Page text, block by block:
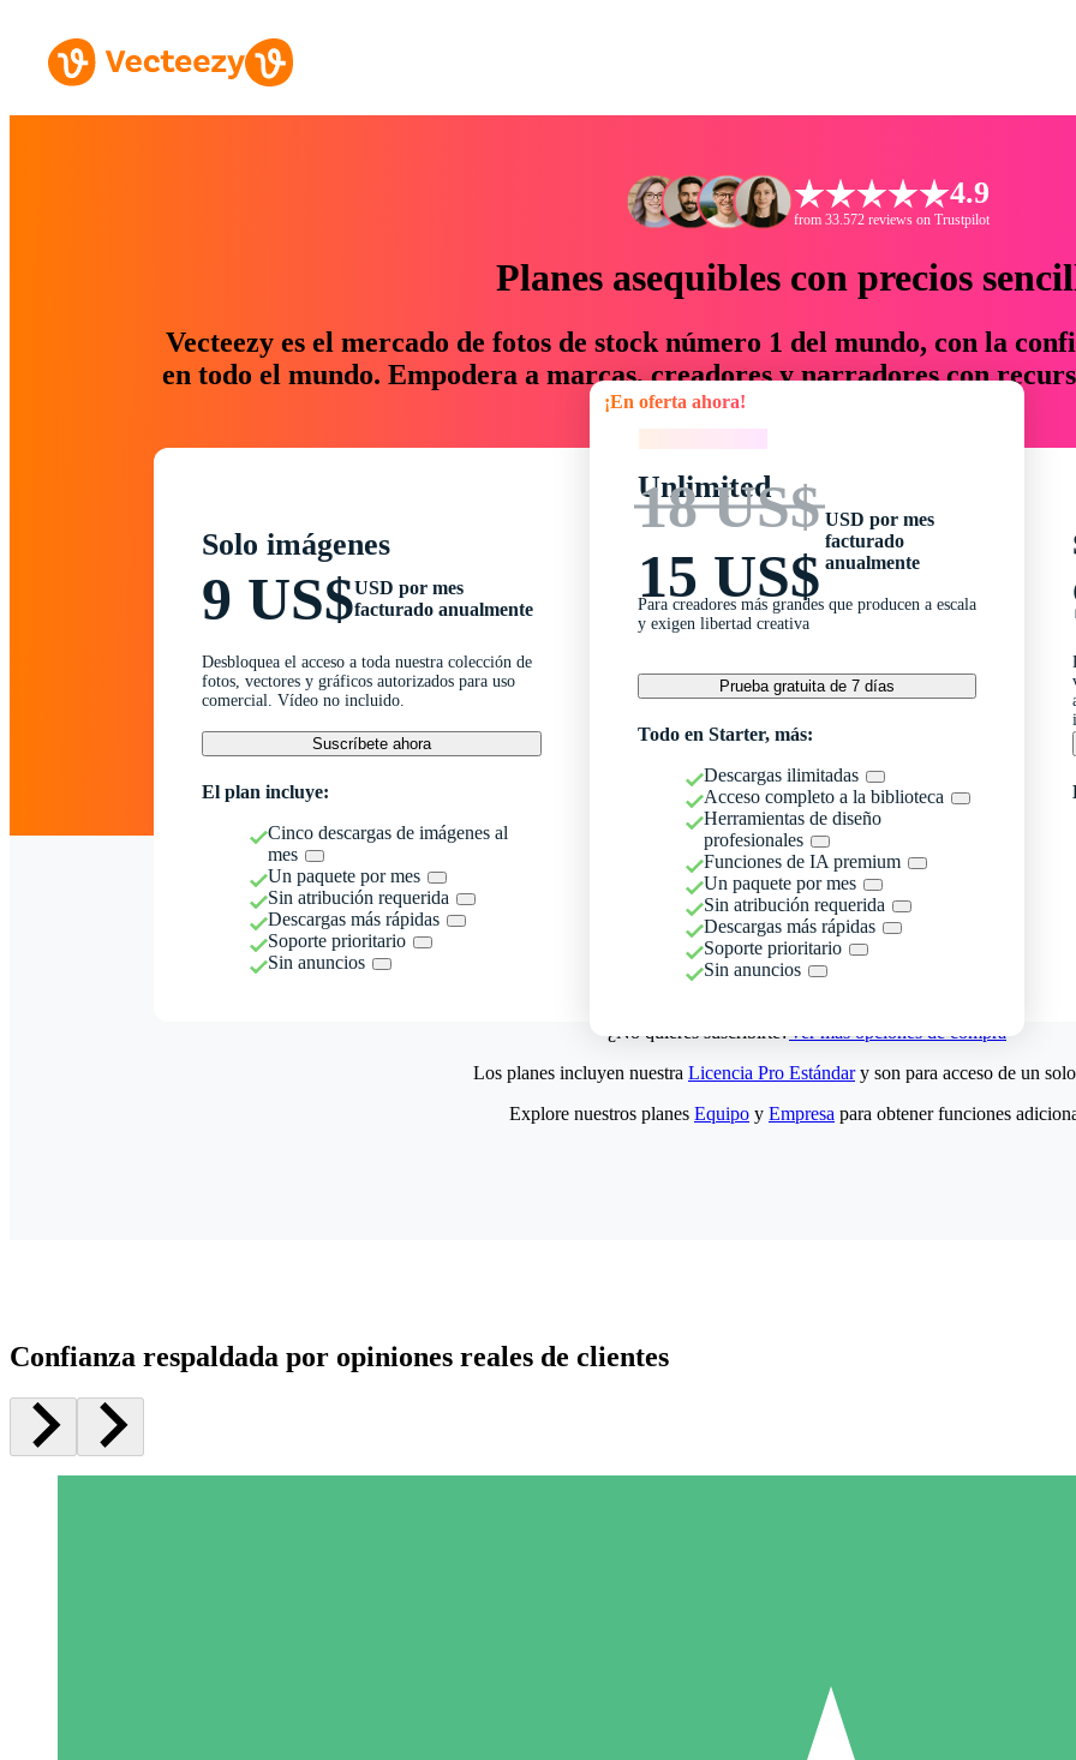
4.9
from 33.572 reviews on Trustpilot
Planes asequibles con precios
Vecteezy es el mercado de fotos de stock número 1 del mundo, con la
en todo el mundo. Empodera a marcas, creadores y narradores con
un 76 % en tiempo y presupuesto.
Solo imágenes
9 US$USD por mes
facturado anualmente
Desbloquea el acceso a toda nuestra colección de
fotos, vectores y gráficos autorizados para uso
comercial. Vídeo no incluido.
Suscríbete ahora
El plan incluye:
Cinco descargas de imágenes al
mes
Un paquete por mes
Sin atribución requerida
Descargas más rápidas
Soporte prioritario
Sin anuncios
¡En oferta ahora!
Unlimited
18 US$
15 US$
USD por mes
facturado
anualmente
Para creadores más grandes que producen a escala
y exigen libertad creativa
Prueba gratuita de 7 días
Todo en Starter, más:
Descargas ilimitadas
Acceso completo a la biblioteca
Herramientas de diseño
profesionales
Funciones de IA premium
Un paquete por mes
Sin atribución requerida
Descargas más rápidas
Soporte prioritario
Sin anuncios
¿No quieres suscribirte?Ver más opciones de compra
5 Descargas
Los planes incluyen nuestra Licencia Pro Estándary son para acceso de un
Explore nuestros planes Equipo y Empresa para obtener funciones
Confianza respaldada por opiniones reales de clientes